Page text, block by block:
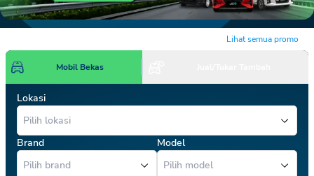
Lihat semua promo
Mobil Bekas
Lokasi
Brand Model